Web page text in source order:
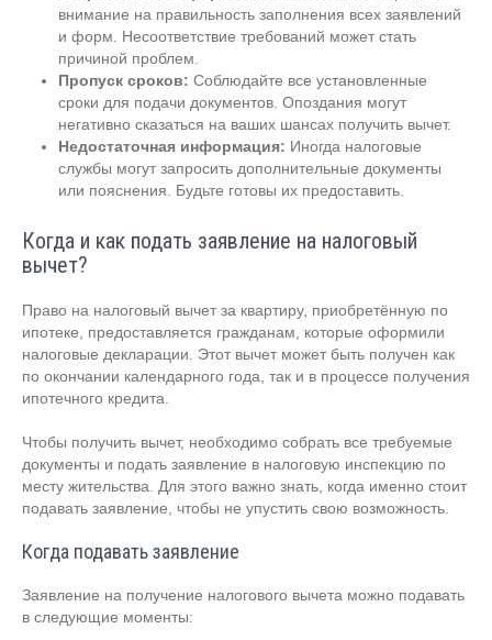
внимание на правильность заполнения всех заявлений
и форм. Несоответствие требований может стать
причиной проблем.
Пропуск сроков: Соблюдайте все установленные
сроки для подачи документов. Опоздания могут
негативно сказаться на ваших шансах получить вычет.
Недостаточная информация: Иногда налоговые
службы могут запросить дополнительные документы
или пояснения. Будьте готовы их предоставить.
Когда и как подать заявление на налоговый
вычет?
Право на налоговый вычет за квартиру, приобретённую по
ипотеке, предоставляется гражданам, которые оформили
налоговые декларации. Этот вычет может быть получен как
по окончании календарного года, так и в процессе получения
ипотечного кредита.
Чтобы получить вычет, необходимо собрать все требуемые
документы и подать заявление в налоговую инспекцию по
месту жительства. Для этого важно знать, когда именно стоит
подавать заявление, чтобы не упустить свою возможность.
Когда подавать заявление
Заявление на получение налогового вычета можно подавать
в следующие моменты: